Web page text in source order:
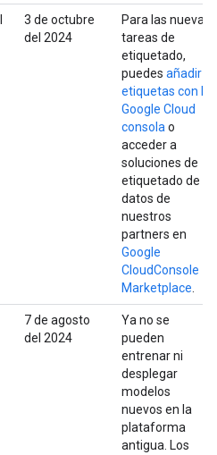
3 de octubre
del 2024
Para las nuevas
tareas de
etiquetado,
puedes añadir
etiquetas con la
Google Cloud
consola o
acceder a
soluciones de
etiquetado de
datos de
nuestros
partners en
Google
CloudConsole
Marketplace
7 de agosto
del 2024
Ya no se
pueden
entrenar ni
desplegar
modelos
nuevos en la
plataforma
antigua. Los